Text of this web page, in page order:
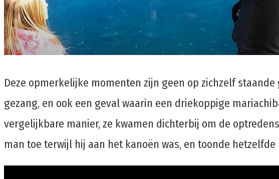
Deze opmerkelijke momenten zijn geen op zichzelf
gezang, en ook een geval waarin een driekoppige
vergelijkbare manier, ze kwamen dichterbij om de
man toe terwijl hij aan het kanoën was, en toonde